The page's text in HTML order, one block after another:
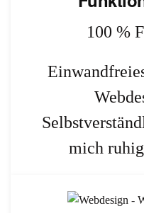
100 %
mich